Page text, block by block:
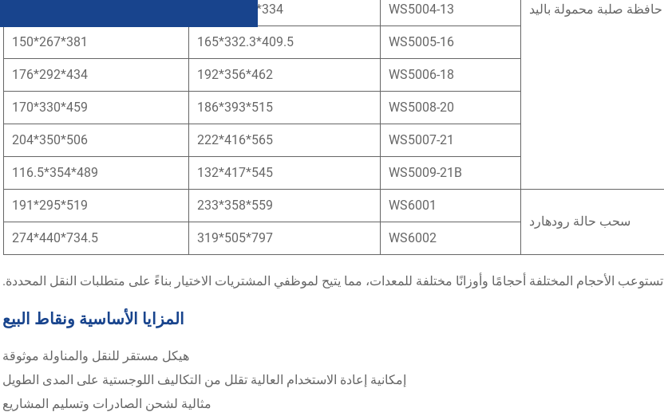
حافظة صلبة محمولة باليد WS5004-13
334*293.5*151
WS5005-16
409.5*332.3*165
381*267*150
WS5006-18
462*356*192
434*292*176
WS5008-20
515*393*186
459*330*170
WS5007-21
565*416*222
506*350*204
WS5009-21B
545*417*132
489*354*116.5
سحب حالة رودهارد
WS6001
559*358*233
519*295*191
WS6002
797*505*319
734.5*440*274
تستوعب الأحجام المختلفة أحجامًا وأوزانًا مختلفة للمعدات، مما يتيح لموظفي المشتريات الاختيار بناءً على متطلبات النقل المحددة.
المزايا الأساسية ونقاط البيع
هيكل مستقر للنقل والمناولة موثوقة
إمكانية إعادة الاستخدام العالية تقلل من التكاليف اللوجستية على المدى الطويل
مثالية لشحن الصادرات وتسليم المشاريع